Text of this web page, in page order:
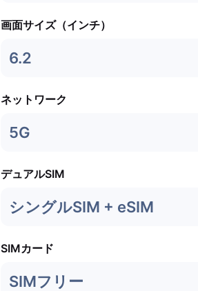
画面サイズ（インチ）
6.2
ネットワーク
5G
デュアルSIM
シングルSIM + eSIM
SIMカード
SIMフリー